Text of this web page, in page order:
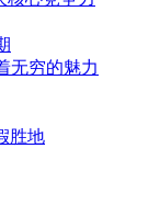
无穷的魅力
胜地